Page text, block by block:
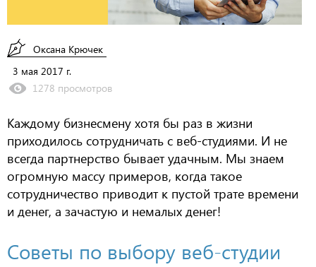
Оксана Крючек
3 мая 2017 г.
1278 просмотров
Каждому бизнесмену хотя бы раз в жизни
приходилось сотрудничать с веб-студиями. И не
всегда партнерство бывает удачным. Мы знаем
огромную массу примеров, когда такое
сотрудничество приводит к пустой трате времени
и денег, а зачастую и немалых денег!
Советы по выбору веб-студии